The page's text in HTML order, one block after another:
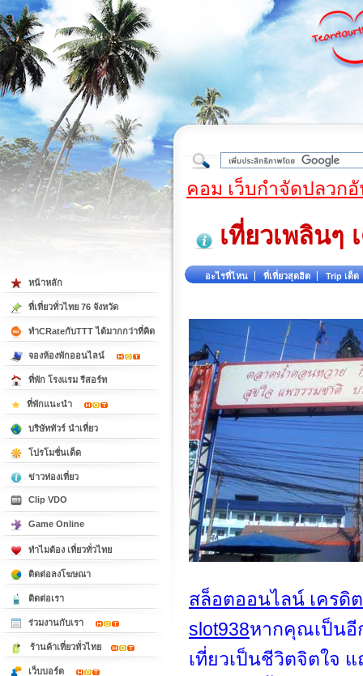
ต้
คอม เว็บกำจัดปลวก
เที่ยวเพลินๆ
อะไรที่ไหน ที่เที่ยวสุดฮิต Trip เด็ด
สล็อตออนไลน์ เครดิ
slot938หากคุณเป็นอี
เที่ยวเป็นชีวิตจิตใจ
หน้าหลัก
ที่เที่ยวทั่วไทย 76 จังหวัด
ทำCRateกับTTT ได้มากกว่าที่คิด
จองห้องพักออนไลน์
ที่พัก โรงแรม รีสอร์ท
ที่พักแนะนำ
บริษัททัวร์ นำเที่ยว
โปรโมชั่นเด็ด
ข่าวท่องเที่ยว
Clip VDO
Game Online
ทำไมต้อง เที่ยวทั่วไทย
ติดต่อลงโฆษณา
ติดต่อเรา
ร่วมงานกับเรา
ร้านค้าเที่ยวทั่วไทย
เว็บบอร์ด